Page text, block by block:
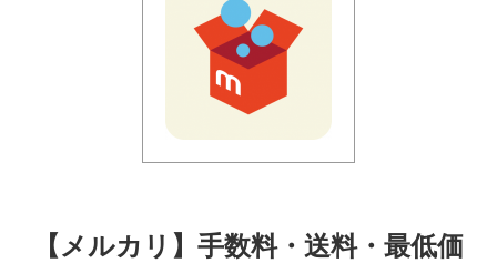
【メルカリ】手数料・送料・最低価